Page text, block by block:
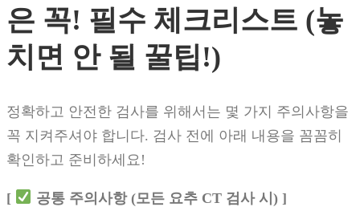
은 꼭! 필수 체크리스트 (놓
치면 안 될 꿀팁!)
정확하고 안전한 검사를 위해서는 몇 가지 주의사항을
꼭 지켜주셔야 합니다. 검사 전에 아래 내용을 꼼꼼히
확인하고 준비하세요!
[ 공통 주의사항 (모든 요추 CT 검사 시) ]